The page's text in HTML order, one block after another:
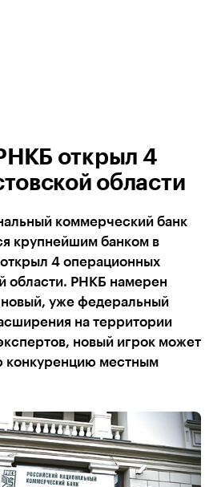
открыл 4
области
коммерческий банк
крупнейшим банком в
4 операционных
области. РНКБ намерен
новый, уже федеральный
на территории
новый игрок может
конкуренцию местным